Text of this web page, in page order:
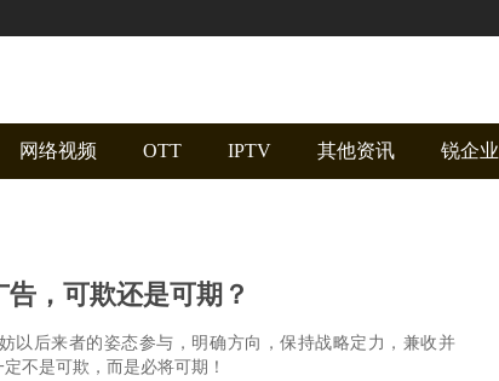
网络视频 OTT IPTV 其他资讯 锐企业
告，可欺还是可期？
以后来者的姿态参与，明确方向，保持战略定力，兼收并
不是可欺，而是必将可期！